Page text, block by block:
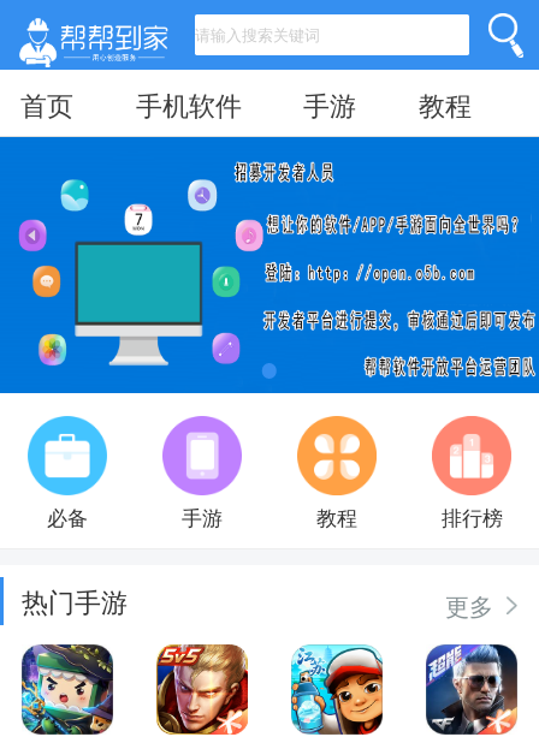
首页 手机软件 手游 教程
必备 手游 教程 排行榜
热门手游 更多